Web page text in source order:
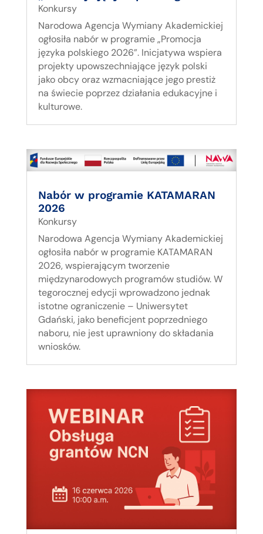
Konkursy
Narodowa Agencja Wymiany Akademickiej
ogłosiła nabór w programie „Promocja
języka polskiego 2026”. Inicjatywa wspiera
projekty upowszechniające język polski
jako obcy oraz wzmacniające jego prestiż
na świecie poprzez działania edukacyjne i
kulturowe.
Nabór w programie KATAMARAN
2026
Konkursy
Narodowa Agencja Wymiany Akademickiej
ogłosiła nabór w programie KATAMARAN
2026, wspierającym tworzenie
międzynarodowych programów studiów. W
tegorocznej edycji wprowadzono jednak
istotne ograniczenie – Uniwersytet
Gdański, jako beneficjent poprzedniego
naboru, nie jest uprawniony do składania
wniosków.